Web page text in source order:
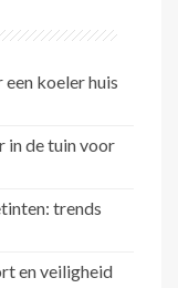
koeler huis
in de tuin voor
trends
en veiligheid